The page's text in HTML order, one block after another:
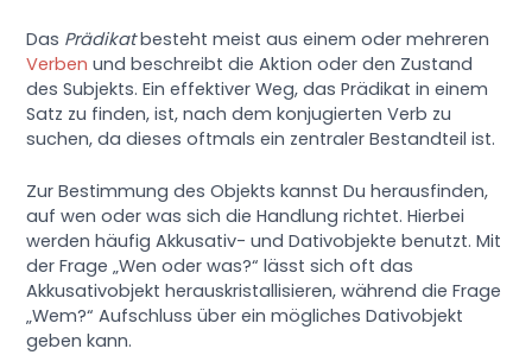
Das Prädikatbesteht meist aus einem oder mehreren
Verben und beschreibt die Aktion oder den Zustand
des Subjekts. Ein effektiver Weg, das Prädikat in einem
Satz zu finden, ist, nach dem konjugierten Verb zu
suchen, da dieses oftmals ein zentraler Bestandteil ist.
Zur Bestimmung des Objekts kannst Du herausfinden,
auf wen oder was sich die Handlung richtet. Hierbei
werden häufig Akkusativ- und Dativobjekte benutzt. Mit
der Frage „Wen oder was?“ lässt sich oft das
Akkusativobjekt herauskristallisieren, während die Frage
„Wem?“ Aufschluss über ein mögliches Dativobjekt
geben kann.